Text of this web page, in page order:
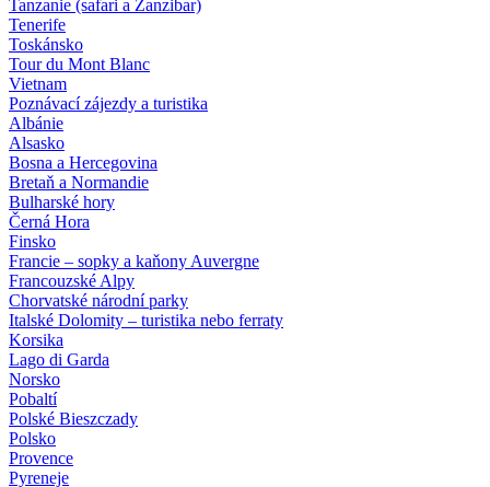
Tanzanie (safari a Zanzibar)
Tenerife
Toskánsko
Tour du Mont Blanc
Vietnam
Poznávací zájezdy a turistika
Albánie
Alsasko
Bosna a Hercegovina
Bretaň a Normandie
Bulharské hory
Černá Hora
Finsko
Francie – sopky a kaňony Auvergne
Francouzské Alpy
Chorvatské národní parky
Italské Dolomity – turistika nebo ferraty
Korsika
Lago di Garda
Norsko
Pobaltí
Polské Bieszczady
Polsko
Provence
Pyreneje